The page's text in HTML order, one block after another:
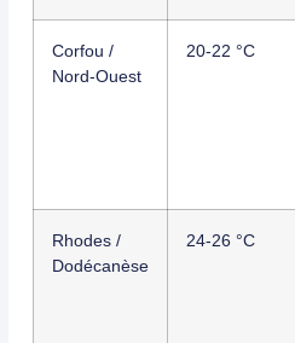
Corfou /
Nord-Ouest
20-22 °C
Rhodes /
Dodécanèse
24-26 °C